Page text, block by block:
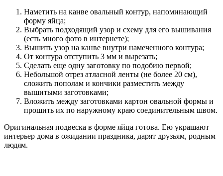
Наметить на канве овальный контур, напоминающий
форму яйца;
Выбрать подходящий узор и схему для его вышивания
(есть много фото в интернете);
Вышить узор на канве внутри намеченного контура;
От контура отступить 3 мм и вырезать;
Сделать еще одну заготовку по подобию первой;
Небольшой отрез атласной ленты (не более 20 см),
сложить пополам и кончики разместить между
вышитыми заготовками;
Вложить между заготовками картон овальной формы и
прошить их по наружному краю соединительным швом.
Оригинальная подвеска в форме яйца готова. Ею украшают
интерьер дома в ожидании праздника, дарят друзьям, родным
людям.